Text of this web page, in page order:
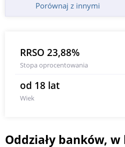
Porównaj z innymi
RRSO 23,88%
Stopa oprocentowania
od 18 lat
Wiek
Oddziały banków,